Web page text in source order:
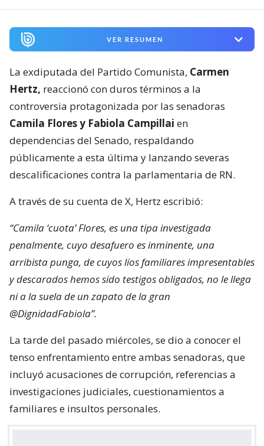
VER RESUMEN
La exdiputada del Partido Comunista, Carmen
Hertz, reaccionó con duros términos a la
controversia protagonizada por las senadoras
Camila Flores y Fabiola Campillai en
dependencias del Senado, respaldando
públicamente a esta última y lanzando severas
descalificaciones contra la parlamentaria de RN.
A través de su cuenta de X, Hertz escribió:
“Camila ‘cuota’ Flores, es una tipa investigada
penalmente, cuyo desafuero es inminente, una
arribista punga, de cuyos líos familiares impresentables
y descarados hemos sido testigos obligados, no le llega
ni a la suela de un zapato de la gran
@DignidadFabiola”.
La tarde del pasado miércoles, se dio a conocer el
tenso enfrentamiento entre ambas senadoras, que
incluyó acusaciones de corrupción, referencias a
investigaciones judiciales, cuestionamientos a
familiares e insultos personales.